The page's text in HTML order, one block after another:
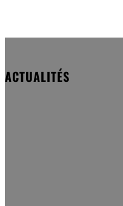
ACTUALITÉS